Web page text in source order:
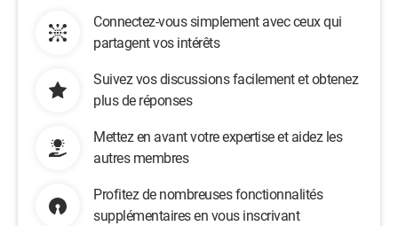
Connectez-vous simplement avec ceux qui
partagent vos intérêts
Suivez vos discussions facilement et obtenez
plus de réponses
Mettez en avant votre expertise et aidez les
autres membres
Profitez de nombreuses fonctionnalités
supplémentaires en vous inscrivant